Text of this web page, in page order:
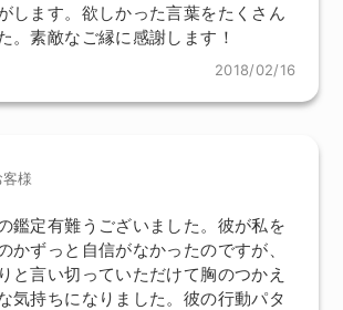
します。欲しかった言葉をたくさん
。素敵なご縁に感謝します！
2018/02/16
様
鑑定有難うございました。彼が私を
かずっと自信がなかったのですが、
と言い切っていただけて胸のつかえ
気持ちになりました。彼の行動パタ